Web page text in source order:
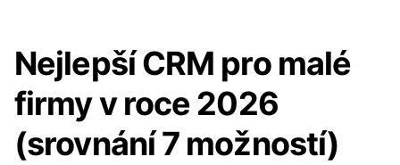
Nejlepší CRM pro malé
firmy v roce 2026
(srovnání 7 možností)